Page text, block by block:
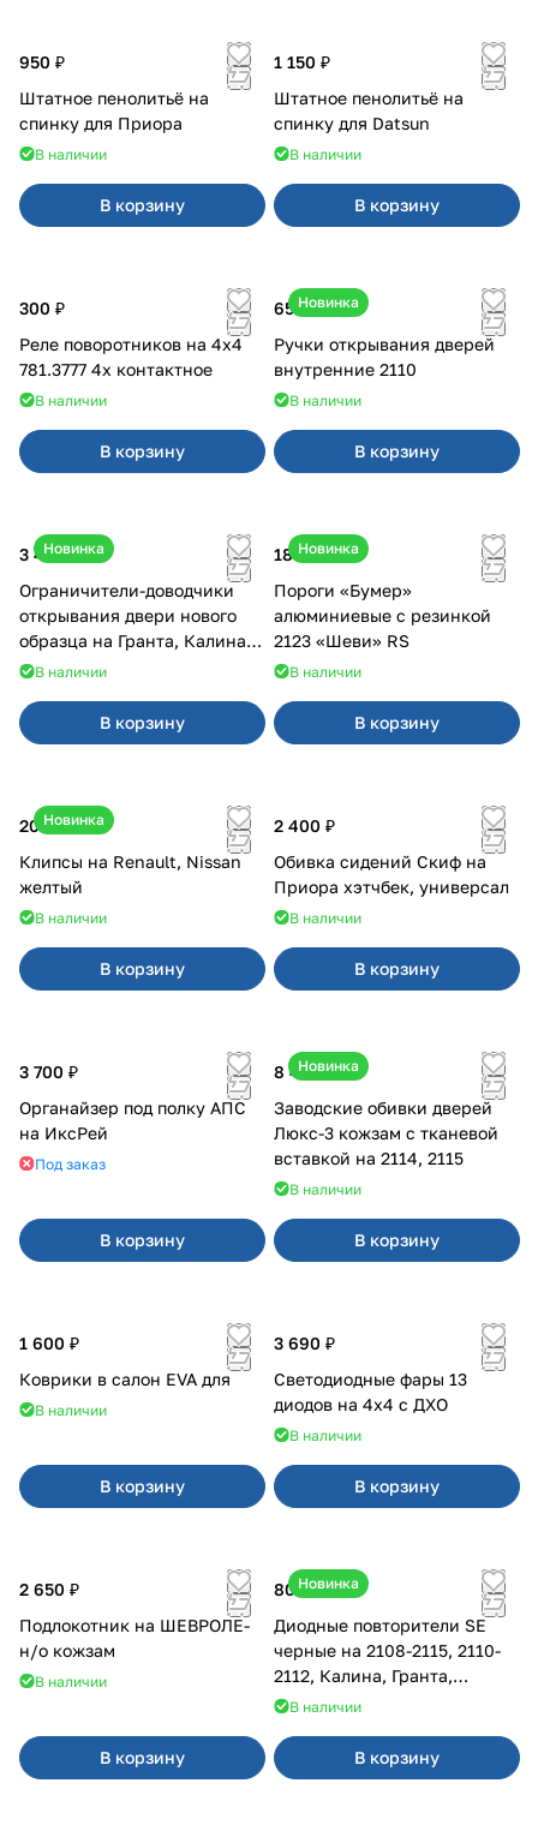
950 ₽
Штатное пенолитьё на
спинку для Приора
В наличии
В корзину
1 150 ₽
Штатное пенолитьё на
спинку для Datsun
В наличии
В корзину
300 ₽
Реле поворотников на 4х4
781.3777 4х контактное
В наличии
В корзину
Новинка
650 ₽
Ручки открывания дверей
внутренние 2110
В наличии
В корзину
Новинка
3 400 ₽
Ограничители-доводчики
открывания двери нового
образца на Гранта, Калина 2,
Урбан
В наличии
В корзину
Новинка
18 000 ₽
Пороги «Бумер»
алюминиевые с резинкой
2123 «Шеви» RS
В наличии
В корзину
Новинка
20 ₽
Клипсы на Renault, Nissan
желтый
В наличии
В корзину
2 400 ₽
Обивка сидений Скиф на
Приора хэтчбек, универсал
В наличии
В корзину
3 700 ₽
Органайзер под полку АПС
на ИксРей
Под заказ
В корзину
Новинка
8 450 ₽
Заводские обивки дверей
Люкс-3 кожзам с тканевой
вставкой на 2114, 2115
В наличии
В корзину
1 600 ₽
Коврики в салон EVA для
В наличии
В корзину
3 690 ₽
Светодиодные фары 13
диодов на 4x4 с ДХО
В наличии
В корзину
2 650 ₽
Подлокотник на ШЕВРОЛЕ-
н/о кожзам
В наличии
В корзину
Новинка
800 ₽
Диодные повторители SE
черные на 2108-2115, 2110-
2112, Калина, Гранта,
Приора
В наличии
В корзину